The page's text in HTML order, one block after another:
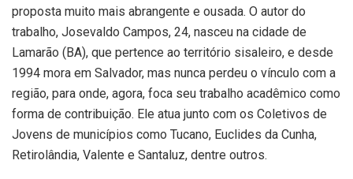
proposta muito mais abrangente e ousada. O autor do
trabalho, Josevaldo Campos, 24, nasceu na cidade de
Lamarão (BA), que pertence ao território sisaleiro, e desde
1994 mora em Salvador, mas nunca perdeu o vínculo com a
região, para onde, agora, foca seu trabalho acadêmico como
forma de contribuição. Ele atua junto com os Coletivos de
Jovens de municípios como Tucano, Euclides da Cunha,
Retirolândia, Valente e Santaluz, dentre outros.